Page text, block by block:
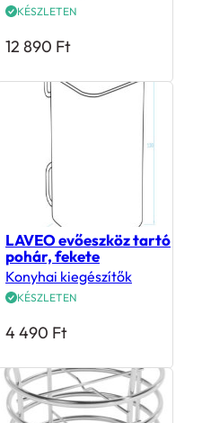
KÉSZLETEN
12 890 Ft
LAVEO evőeszköz tartó
pohár, fekete
Konyhai kiegészítők
KÉSZLETEN
4 490 Ft